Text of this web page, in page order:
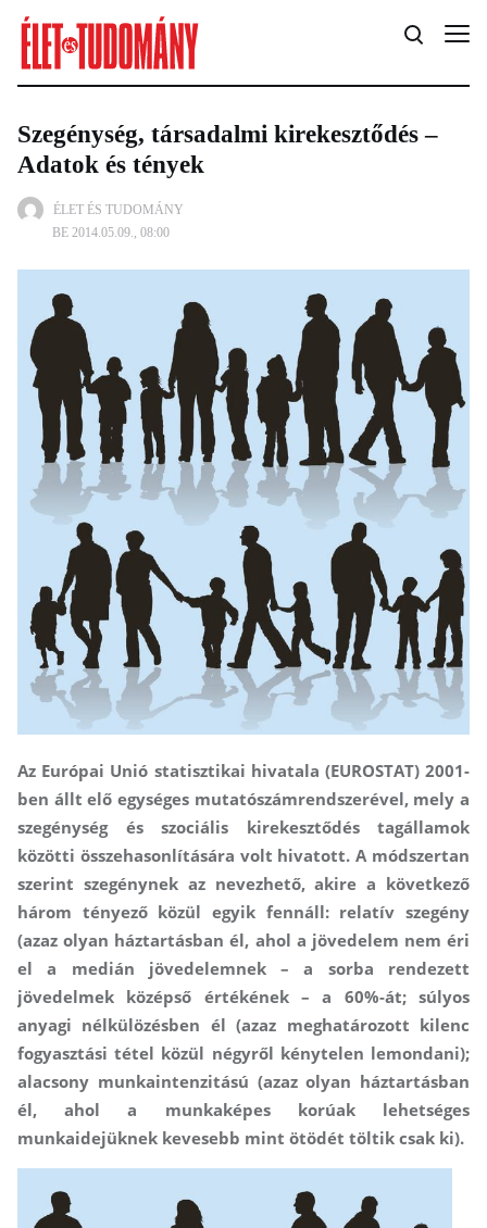
ÉLET ÉS TUDOMÁNY
BE 2014.05.09., 08:00
Szegénység, társadalmi kirekesztődés –
Adatok és tények
Az Európai Unió statisztikai hivatala (EUROSTAT) 2001-
ben állt elő egységes mutatószámrendszerével, mely a
szegénység és szociális kirekesztődés tagállamok
közötti összehasonlítására volt hivatott. A módszertan
szerint szegénynek az nevezhető, akire a következő
három tényező közül egyik fennáll: relatív szegény
(azaz olyan háztartásban él, ahol a jövedelem nem éri
el a medián jövedelemnek – a sorba rendezett
jövedelmek középső értékének – a 60%-át; súlyos
anyagi nélkülözésben él (azaz meghatározott kilenc
fogyasztási tétel közül négyről kénytelen lemondani);
alacsony munkaintenzitású (azaz olyan háztartásban
él, ahol a munkaképes korúak lehetséges
munkaidejüknek kevesebb mint ötödét töltik csak ki).